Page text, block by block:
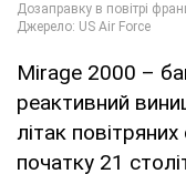
Mirage 2000 –
реактивний
літак
початку 21